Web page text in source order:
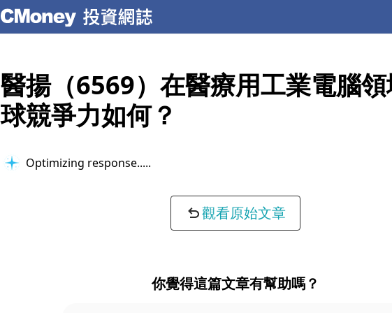
醫揚（6569）在醫療用工業電腦
球競爭力如何？
Optimizing response...
觀看原始文章
你覺得這篇文章有幫助嗎？